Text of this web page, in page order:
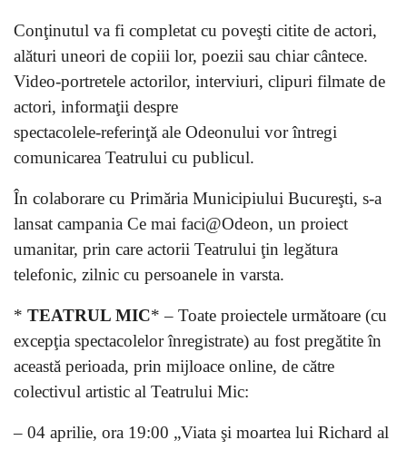
Conţinutul va fi completat cu poveşti citite de actori,
alături uneori de copiii lor, poezii sau chiar cântece.
Video-portretele actorilor, interviuri, clipuri filmate de
actori, informaţii despre
spectacolele-referinţă ale Odeonului vor întregi
comunicarea Teatrului cu publicul.
În colaborare cu Primăria Municipiului Bucureşti, s-a
lansat campania Ce mai faci@Odeon, un proiect
umanitar, prin care actorii Teatrului ţin legătura
telefonic, zilnic cu persoanele in varsta.
* TEATRUL MIC* – Toate proiectele următoare (cu
excepţia spectacolelor înregistrate) au fost pregătite în
această perioada, prin mijloace online, de către
colectivul artistic al Teatrului Mic:
– 04 aprilie, ora 19:00 „Viata şi moartea lui Richard al